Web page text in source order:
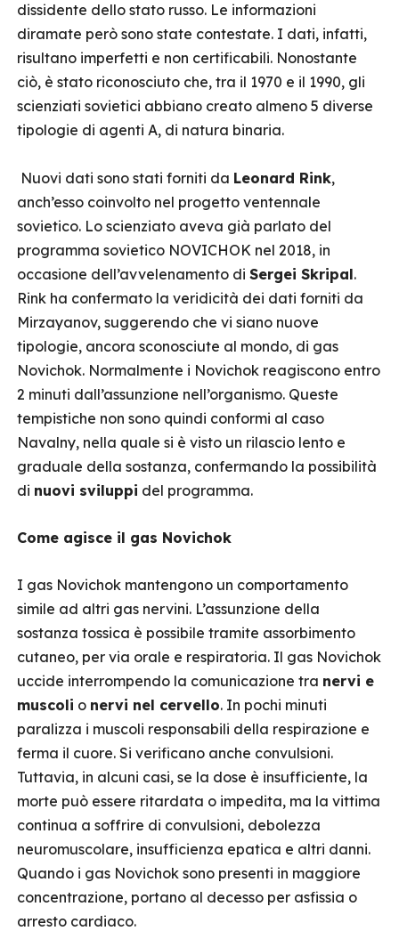
dissidente dello stato russo. Le informazioni
diramate però sono state contestate. I dati, infatti,
risultano imperfetti e non certificabili. Nonostante
ciò, è stato riconosciuto che, tra il 1970 e il 1990, gli
scienziati sovietici abbiano creato almeno 5 diverse
tipologie di agenti A, di natura binaria.
Nuovi dati sono stati forniti da Leonard Rink,
anch’esso coinvolto nel progetto ventennale
sovietico. Lo scienziato aveva già parlato del
programma sovietico NOVICHOK nel 2018, in
occasione dell’avvelenamento di Sergei Skripal.
Rink ha confermato la veridicità dei dati forniti da
Mirzayanov, suggerendo che vi siano nuove
tipologie, ancora sconosciute al mondo, di gas
Novichok. Normalmente i Novichok reagiscono entro
2 minuti dall’assunzione nell’organismo. Queste
tempistiche non sono quindi conformi al caso
Navalny, nella quale si è visto un rilascio lento e
graduale della sostanza, confermando la possibilità
di nuovi sviluppi del programma.
Come agisce il gas Novichok
I gas Novichok mantengono un comportamento
simile ad altri gas nervini. L’assunzione della
sostanza tossica è possibile tramite assorbimento
cutaneo, per via orale e respiratoria. Il gas Novichok
uccide interrompendo la comunicazione tra nervi e
muscoli o nervi nel cervello. In pochi minuti
paralizza i muscoli responsabili della respirazione e
ferma il cuore. Si verificano anche convulsioni.
Tuttavia, in alcuni casi, se la dose è insufficiente, la
morte può essere ritardata o impedita, ma la vittima
continua a soffrire di convulsioni, debolezza
neuromuscolare, insufficienza epatica e altri danni.
Quando i gas Novichok sono presenti in maggiore
concentrazione, portano al decesso per asfissia o
arresto cardiaco.